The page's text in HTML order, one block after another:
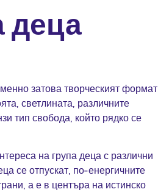
деца
затова творческият формат
светлината, различните
тип свобода, който рядко се
на група деца с различни
се отпускат, по-енергичните
а е в центъра на истинско